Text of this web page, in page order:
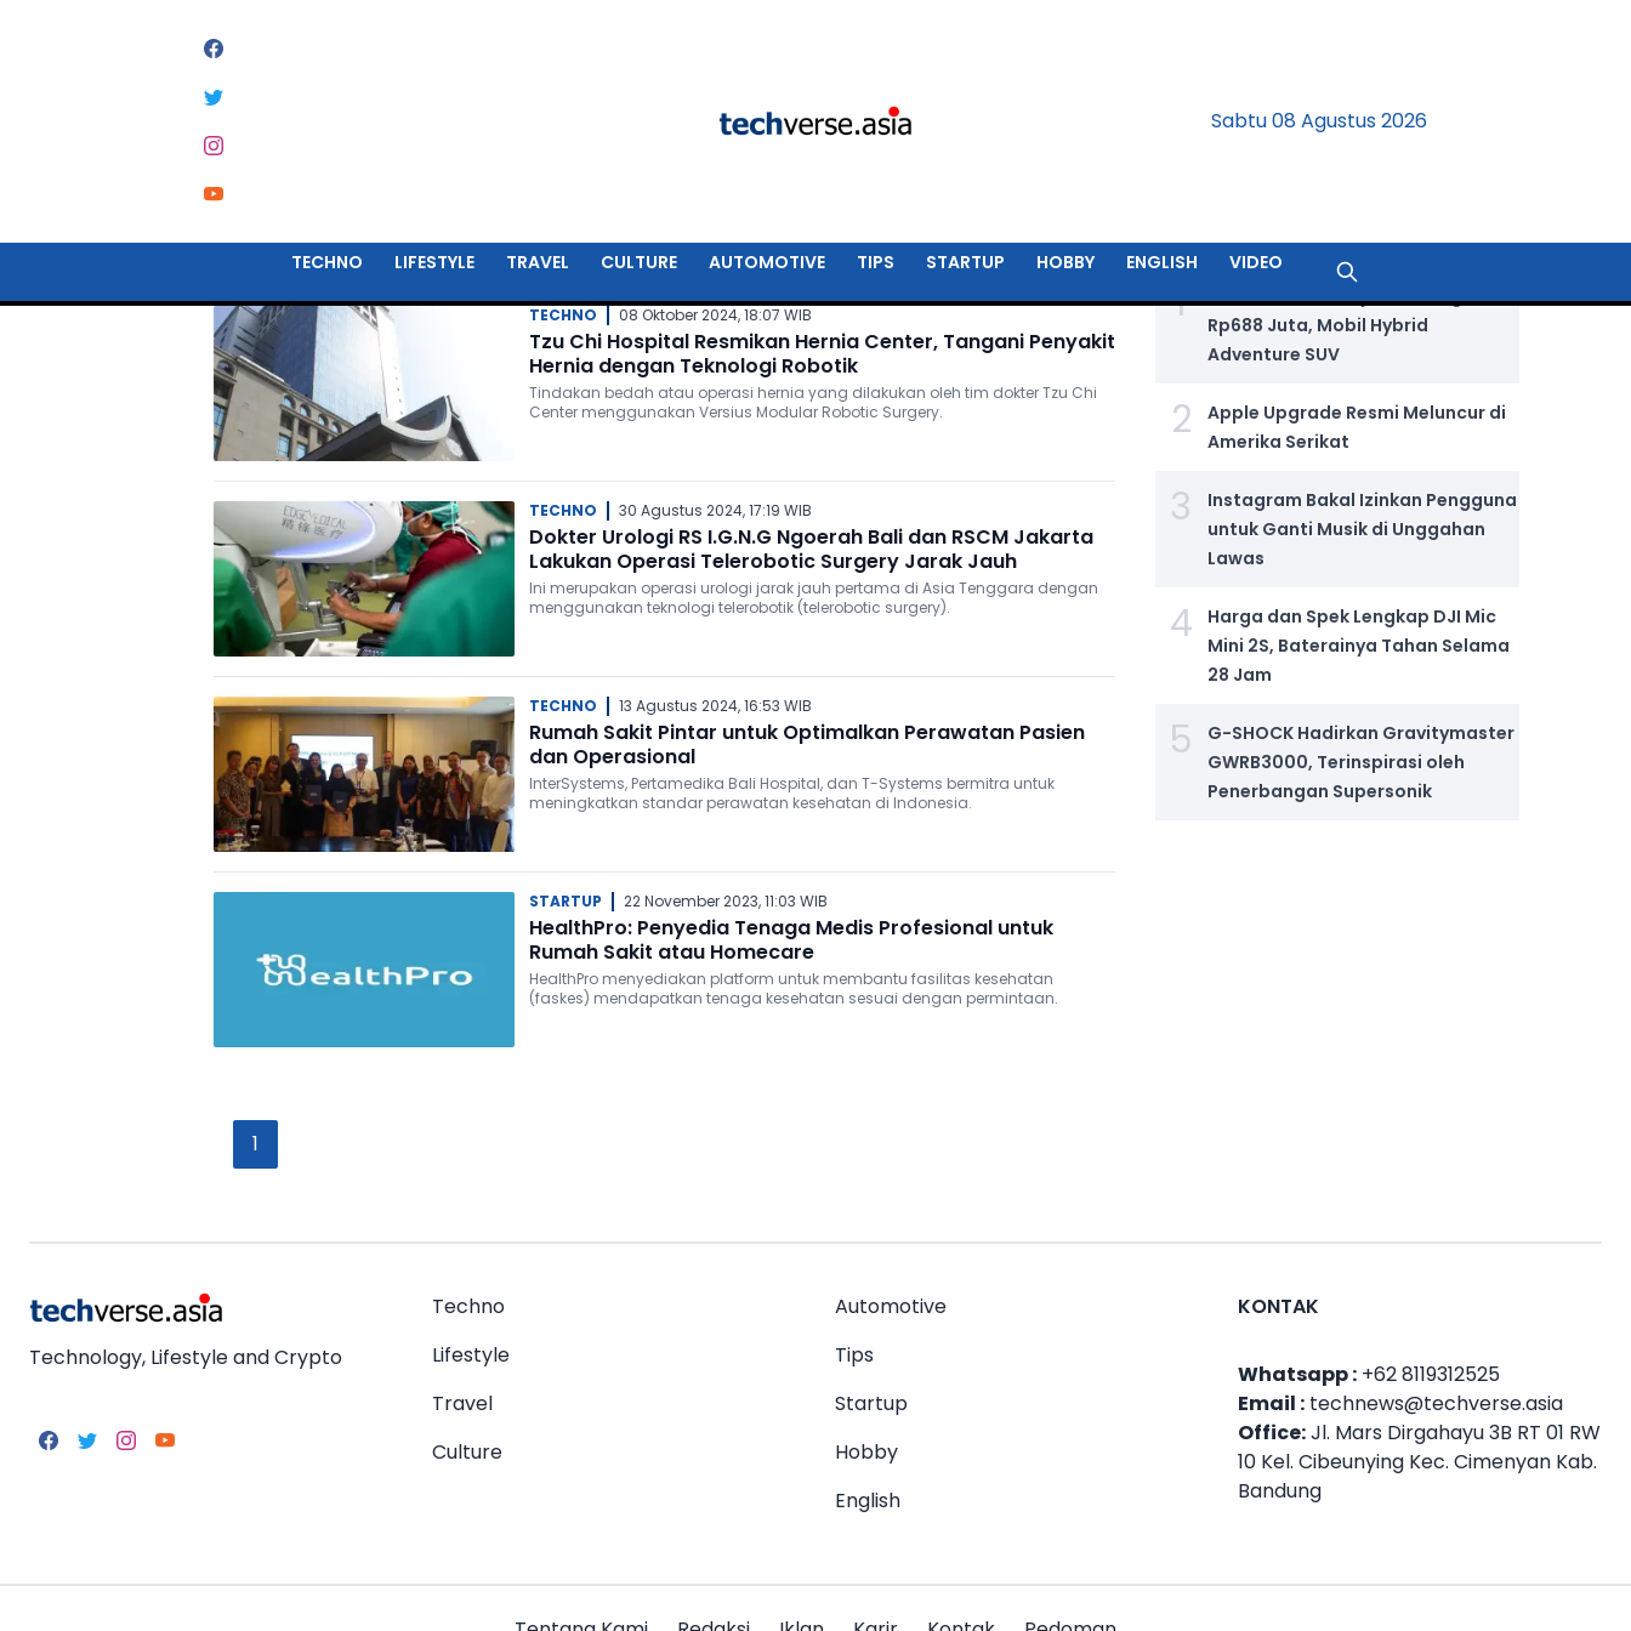
Sabtu 08 Agustus 2026
TECHNO LIFESTYLE TRAVEL CULTURE AUTOMOTIVE TIPS STARTUP HOBBY ENGLISH VIDEO
#
TECHNO 08 Oktober 2024, 18:07 WIB
Tzu Chi Hospital Resmikan Hernia Center, Tangani Penyakit
Hernia dengan Teknologi Robotik
Tindakan bedah atau operasi hernia yang dilakukan oleh tim dokter Tzu Chi
Center menggunakan Versius Modular Robotic Surgery.
TECHNO 30 Agustus 2024, 17:19 WIB
Dokter Urologi RS I.G.N.G Ngoerah Bali dan RSCM Jakarta
Lakukan Operasi Telerobotic Surgery Jarak Jauh
Ini merupakan operasi urologi jarak jauh pertama di Asia Tenggara dengan
menggunakan teknologi telerobotik (telerobotic surgery).
TECHNO 13 Agustus 2024, 16:53 WIB
Rumah Sakit Pintar untuk Optimalkan Perawatan Pasien
dan Operasional
InterSystems, Pertamedika Bali Hospital, dan T-Systems bermitra untuk
meningkatkan standar perawatan kesehatan di Indonesia.
STARTUP 22 November 2023, 11:03 WIB
HealthPro: Penyedia Tenaga Medis Profesional untuk
Rumah Sakit atau Homecare
HealthPro menyediakan platform untuk membantu fasilitas kesehatan
(faskes) mendapatkan tenaga kesehatan sesuai dengan permintaan.
1
1
Jetour T2 i-DM Dijual Seharga
Rp688 Juta, Mobil Hybrid
Adventure SUV
2
Apple Upgrade Resmi Meluncur di
Amerika Serikat
3
Instagram Bakal Izinkan Pengguna
untuk Ganti Musik di Unggahan
Lawas
4
Harga dan Spek Lengkap DJI Mic
Mini 2S, Baterainya Tahan Selama
28 Jam
5
G-SHOCK Hadirkan Gravitymaster
GWRB3000, Terinspirasi oleh
Penerbangan Supersonik
Technology, Lifestyle and Crypto
Techno
Lifestyle
Travel
Culture
Automotive
Tips
Startup
Hobby
English
KONTAK
Whatsapp : +62 8119312525
Email : technews@techverse.asia
Office:Jl. Mars Dirgahayu 3B RT 01 RW
10 Kel. Cibeunying Kec. Cimenyan Kab.
Bandung